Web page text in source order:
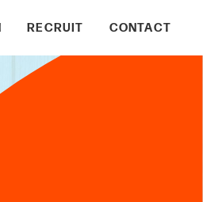
RECRUIT
DESIGNER
CONTACT